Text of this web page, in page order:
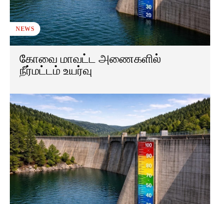
NEWS
கோவை மாவட்ட அணைகளில்
நீர்மட்டம் உயர்வு